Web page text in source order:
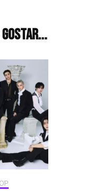
gostar...